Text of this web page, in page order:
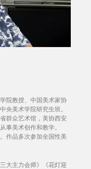
院教授、中国美术家协
央美术学院研究生班。
群众艺术馆，美协西安
事美术创作和教学。
作品多次参加全国性美
大主力会师》《花灯迎